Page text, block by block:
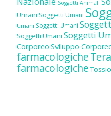
Soggetti Animali
Umani Soggetti Umani
Umani Soggetti Umani
Soggetti Umani Soggetti
Corporeo Sviluppo
farmacologiche
farmacologiche